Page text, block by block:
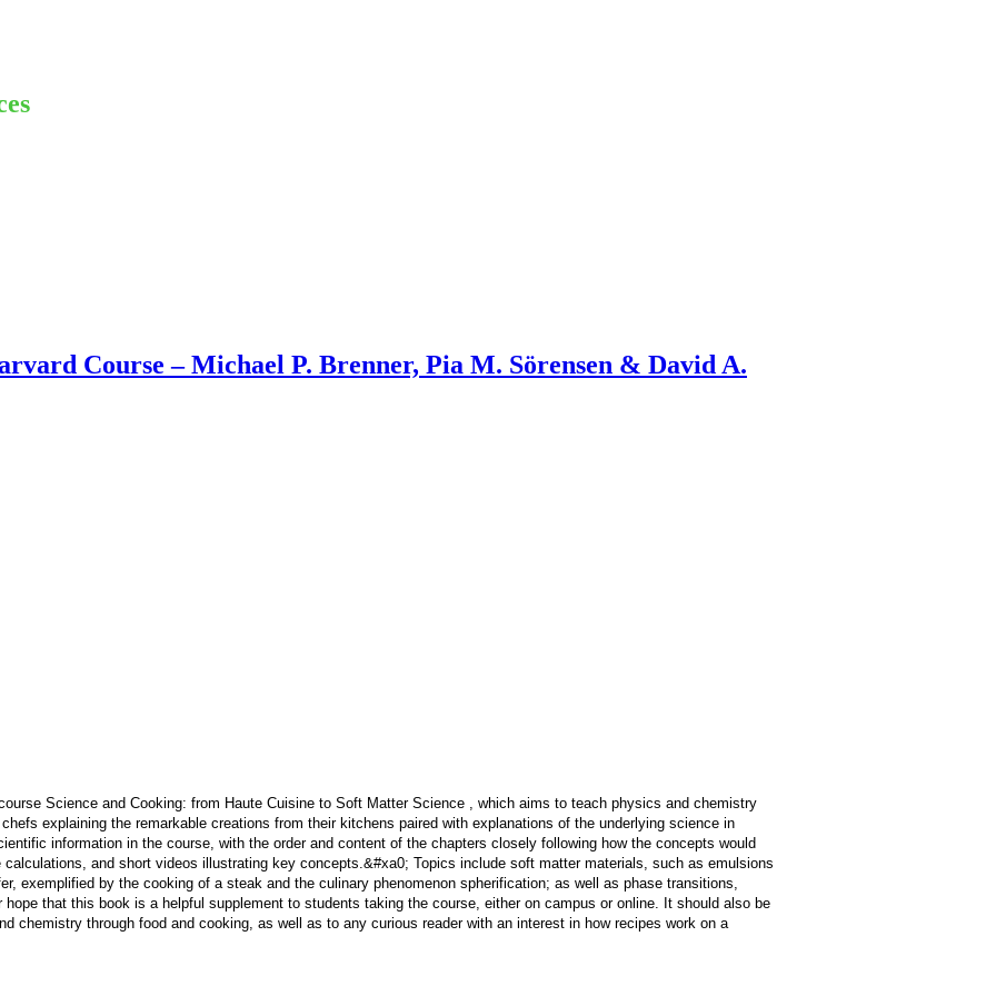
Course – Michael P. Brenner, Pia M. Sörensen & David A.
Science and Cooking: from Haute Cuisine to Soft Matter Science , which aims to teach physics and chemistry
explaining the remarkable creations from their kitchens paired with explanations of the underlying science in
information in the course, with the order and content of the chapters closely following how the concepts would
and short videos illustrating key concepts.&#xa0; Topics include soft matter materials, such as emulsions
exemplified by the cooking of a steak and the culinary phenomenon spherification; as well as phase transitions,
that this book is a helpful supplement to students taking the course, either on campus or online. It should also be
chemistry through food and cooking, as well as to any curious reader with an interest in how recipes work on a